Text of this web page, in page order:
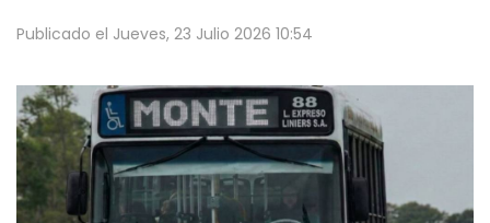
Publicado el Jueves, 23 Julio 2026 10:54